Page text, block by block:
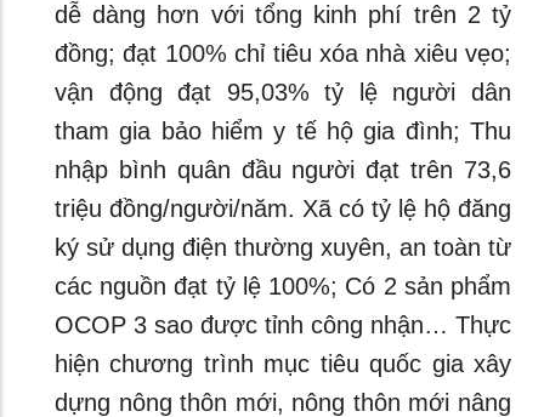
dễ dàng hơn với tổng kinh phí trên 2 tỷ
đồng; đạt 100% chỉ tiêu xóa nhà xiêu vẹo;
vận động đạt 95,03% tỷ lệ người dân
tham gia bảo hiểm y tế hộ gia đình; Thu
nhập bình quân đầu người đạt trên 73,6
triệu đồng/người/năm. Xã có tỷ lệ hộ đăng
ký sử dụng điện thường xuyên, an toàn từ
các nguồn đạt tỷ lệ 100%; Có 2 sản phẩm
OCOP 3 sao được tỉnh công nhận… Thực
hiện chương trình mục tiêu quốc gia xây
dựng nông thôn mới, nông thôn mới nâng